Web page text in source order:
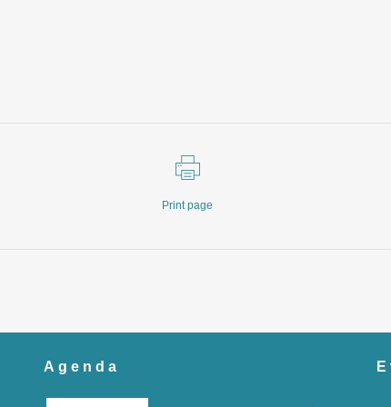
Print page
Agenda